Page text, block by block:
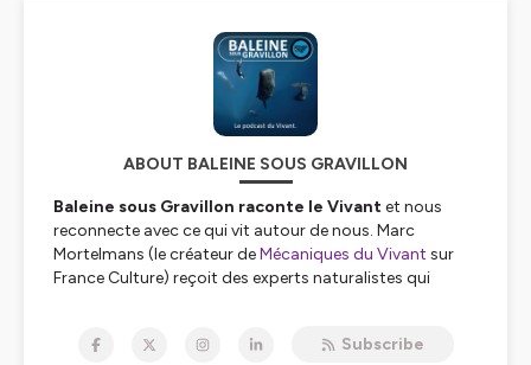
ABOUT BALEINE SOUS GRAVILLON
Baleine sous Gravillon raconte le Vivantet nous
reconnecte avec ce qui vit autour de nous. Marc
Mortelmans (le créateur deMécaniques du Vivant sur
France Culture) reçoit des experts naturalistes qui
Subscribe